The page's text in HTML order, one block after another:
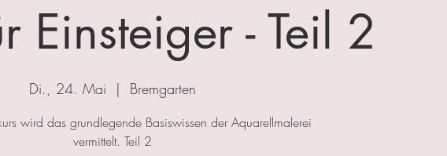
Einsteiger - Teil 2
Di., 24. Mai
  |
Bremgarten
wird das grundlegende Basiswissen der Aquarellmalerei
vermittelt. Teil 2